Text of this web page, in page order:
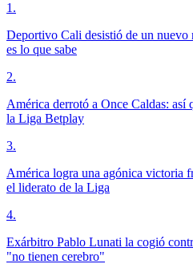
1 .
Deportivo Cali desistió de un
es lo que sabe
2.
América derrotó a Once Caldas: así
la Liga Betplay
3.
América logra una agónica victoria
el liderato de la Liga
4.
Exárbitro Pablo Lunati la cogió
"no tienen cerebro"